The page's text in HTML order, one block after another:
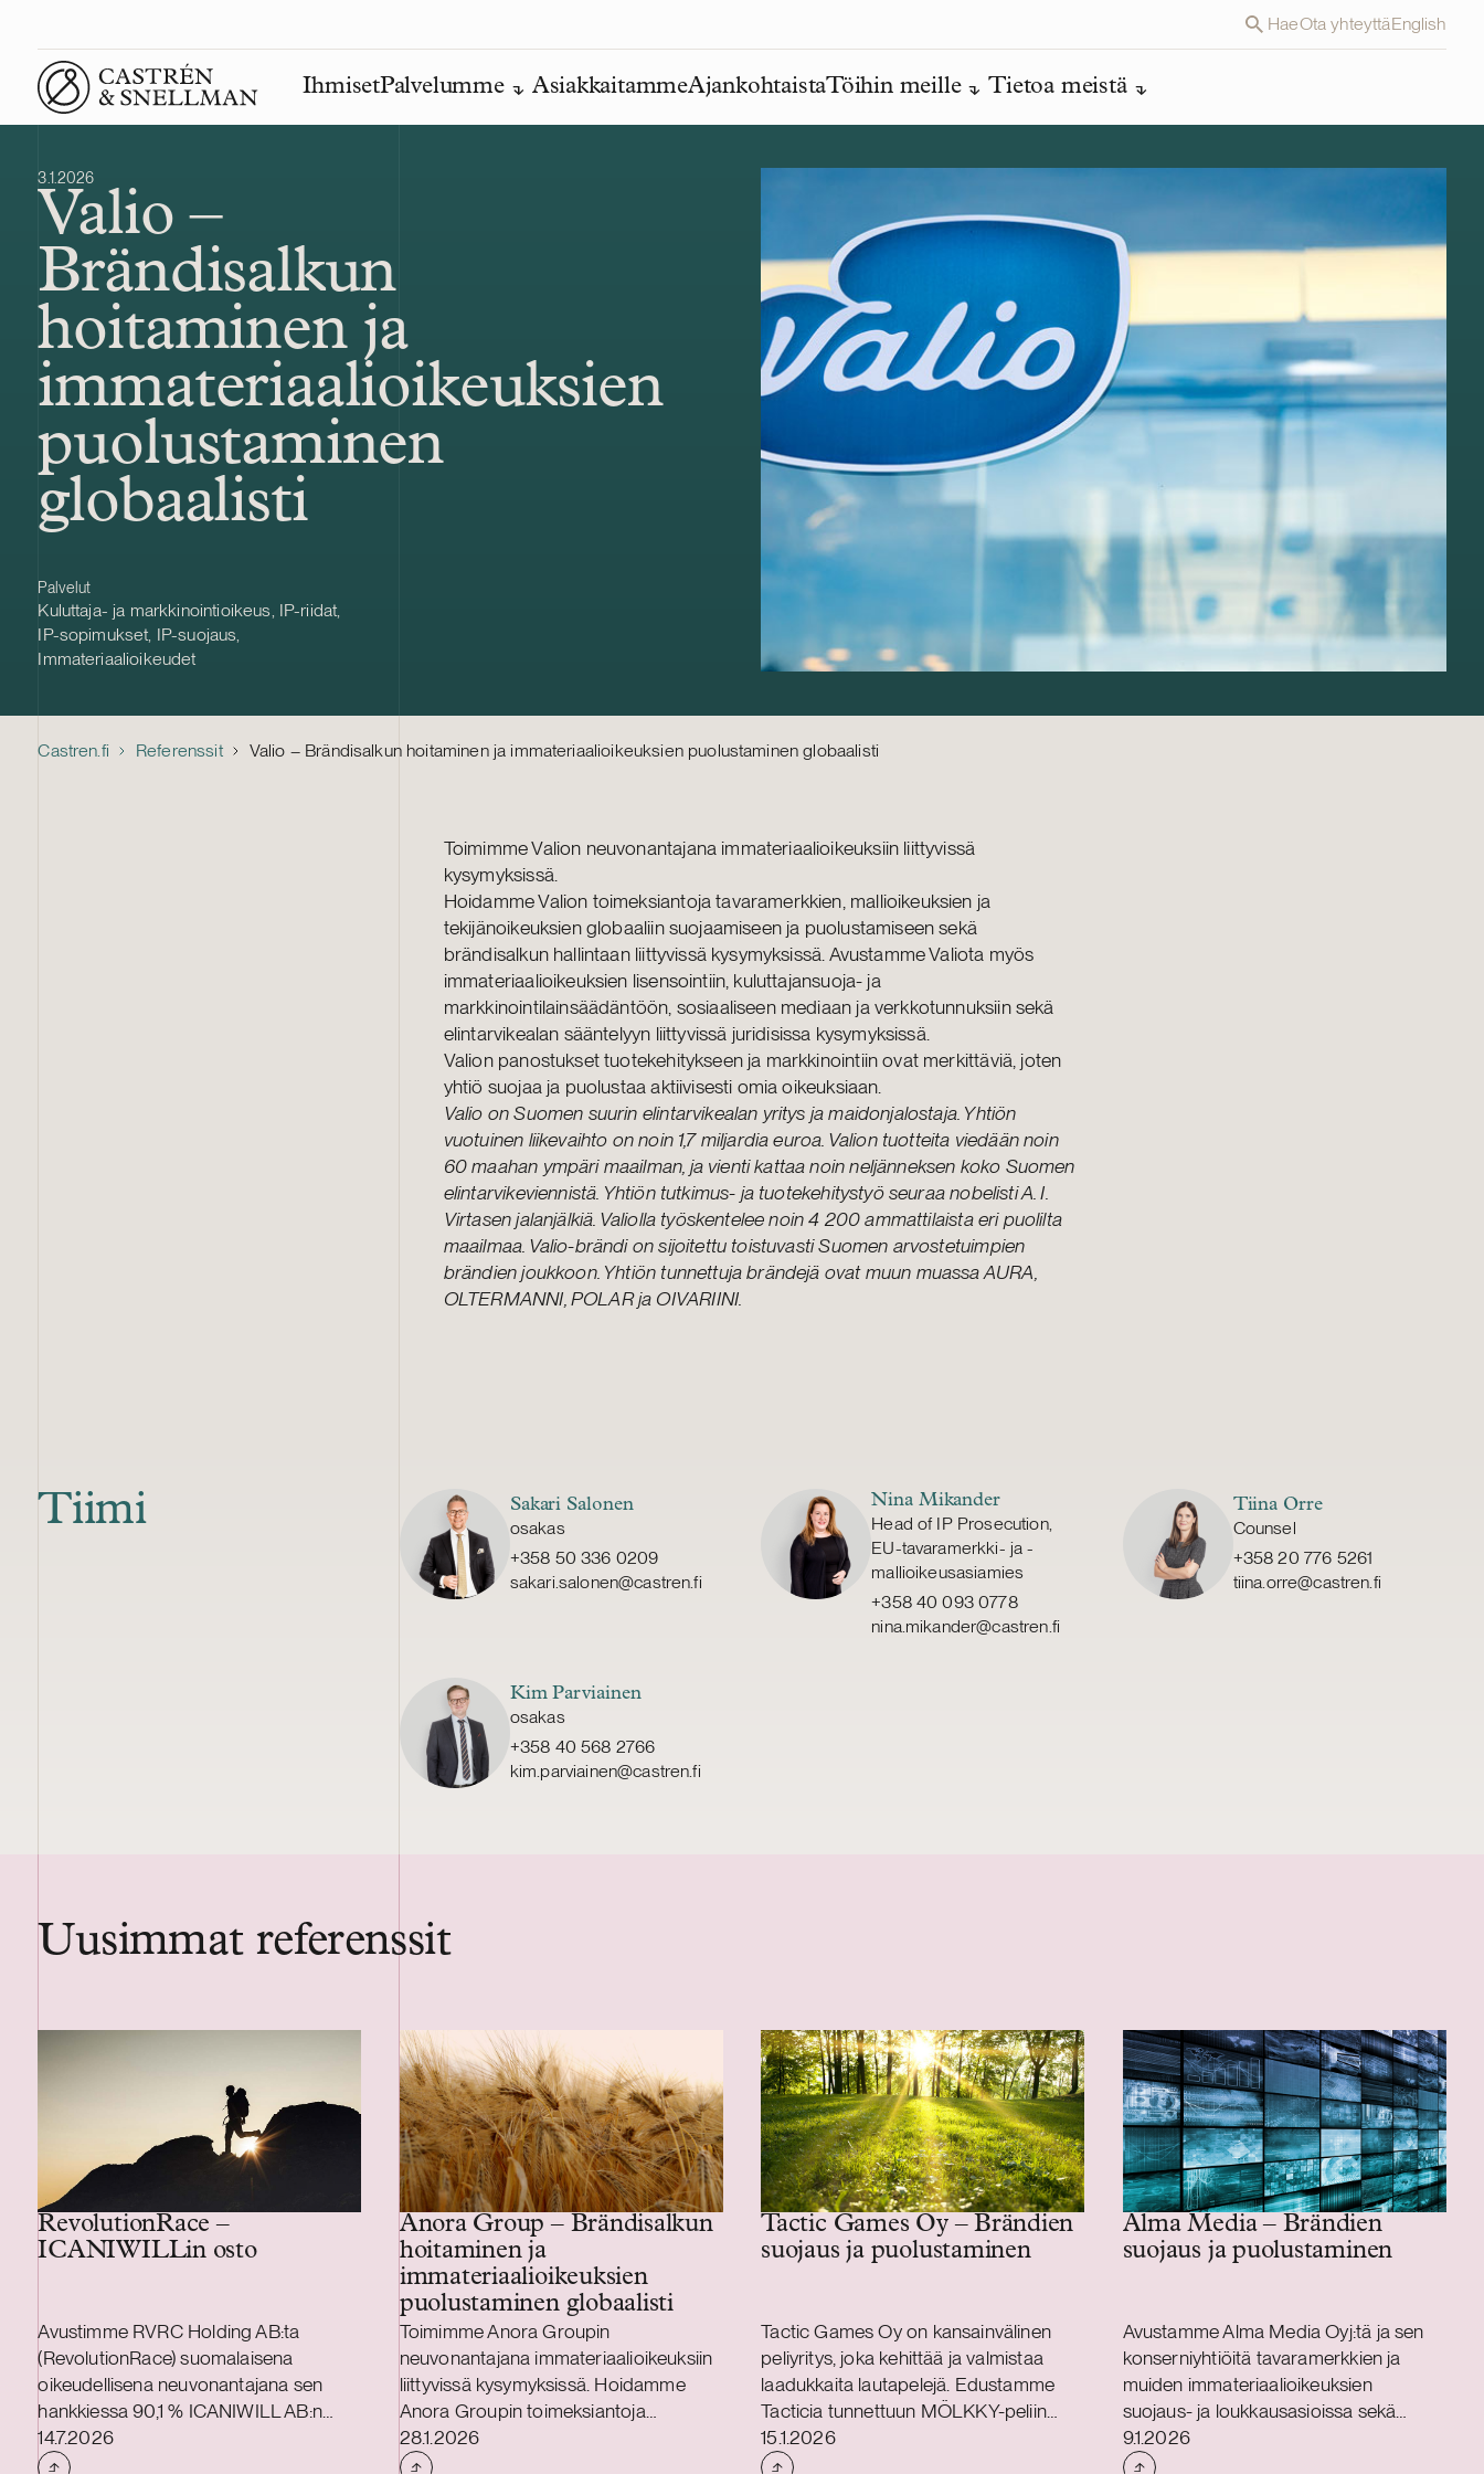
HaeOta yhteyttäEnglish
Front page
IhmisetPalvelumme AsiakkaitammeAjankohtaistaTöihin meille Tietoa meistä
3.1.2026
Valio –
Brändisalkun
hoitaminen ja
immateriaalioikeuksien
puolustaminen
globaalisti
Palvelut
Kuluttaja- ja markkinointioikeus, IP-riidat,
IP-sopimukset, IP-suojaus,
Immateriaalioikeudet
Castren.fi Referenssit Valio – Brändisalkun hoitaminen ja immateriaalioikeuksien puolustaminen globaalisti
Toimimme Valion neuvonantajana immateriaalioikeuksiin liittyvissä
kysymyksissä.
Hoidamme Valion toimeksiantoja tavaramerkkien, mallioikeuksien ja
tekijänoikeuksien globaaliin suojaamiseen ja puolustamiseen sekä
brändisalkun hallintaan liittyvissä kysymyksissä. Avustamme Valiota myös
immateriaalioikeuksien lisensointiin, kuluttajansuoja- ja
markkinointilainsäädäntöön, sosiaaliseen mediaan ja verkkotunnuksiin sekä
elintarvikealan sääntelyyn liittyvissä juridisissa kysymyksissä.
Valion panostukset tuotekehitykseen ja markkinointiin ovat merkittäviä, joten
yhtiö suojaa ja puolustaa aktiivisesti omia oikeuksiaan.
Valio on Suomen suurin elintarvikealan yritys ja maidonjalostaja. Yhtiön
vuotuinen liikevaihto on noin 1,7 miljardia euroa. Valion tuotteita viedään noin
60 maahan ympäri maailman, ja vienti kattaa noin neljänneksen koko Suomen
elintarvikeviennistä. Yhtiön tutkimus- ja tuotekehitystyö seuraa nobelisti A. I.
Virtasen jalanjälkiä. Valiolla työskentelee noin 4 200 ammattilaista eri puolilta
maailmaa. Valio-brändi on sijoitettu toistuvasti Suomen arvostetuimpien
brändien joukkoon. Yhtiön tunnettuja brändejä ovat muun muassa AURA,
OLTERMANNI, POLAR ja OIVARIINI.
Tiimi Sakari Salonen
osakas
+358 50 336 0209
sakari.salonen@castren.fi
Nina Mikander
Head of IP Prosecution,
EU-tavaramerkki- ja -
mallioikeusasiamies
+358 40 093 0778
nina.mikander@castren.fi
Tiina Orre
Counsel
+358 20 776 5261
tiina.orre@castren.fi
Kim Parviainen
osakas
+358 40 568 2766
kim.parviainen@castren.fi
Uusimmat referenssit
RevolutionRace –
ICANIWILLin osto
Avustimme RVRC Holding AB:ta
(RevolutionRace) suomalaisena
oikeudellisena neuvonantajana sen
hankkiessa 90,1 % ICANIWILL AB:n
(ICIW) osakkeista. RevolutionRacen
pääasiallisena oikeudellisena
Julkaistu
14.7.2026
Anora Group – Brändisalkun
hoitaminen ja
immateriaalioikeuksien
puolustaminen globaalisti
Toimimme Anora Groupin
neuvonantajana immateriaalioikeuksiin
liittyvissä kysymyksissä. Hoidamme
Anora Groupin toimeksiantoja
tavaramerkkien ja mallioikeuksien
globaaliin suojaamiseen ja
Julkaistu
28.1.2026
Tactic Games Oy – Brändien
suojaus ja puolustaminen
Tactic Games Oy on kansainvälinen
peliyritys, joka kehittää ja valmistaa
laadukkaita lautapelejä. Edustamme
Tacticia tunnettuun MÖLKKY-peliin
liittyvissä tavaramerkkien suojaus- ja
loukkausasioissa sekä EU-
Julkaistu
15.1.2026
Alma Media – Brändien
suojaus ja puolustaminen
Avustamme Alma Media Oyj:tä ja sen
konserniyhtiöitä tavaramerkkien ja
muiden immateriaalioikeuksien
suojaus- ja loukkausasioissa sekä
brändisalkun hallintaan kysymyksissä.
Olemme olleet mukana myös luomassa
Julkaistu
9.1.2026